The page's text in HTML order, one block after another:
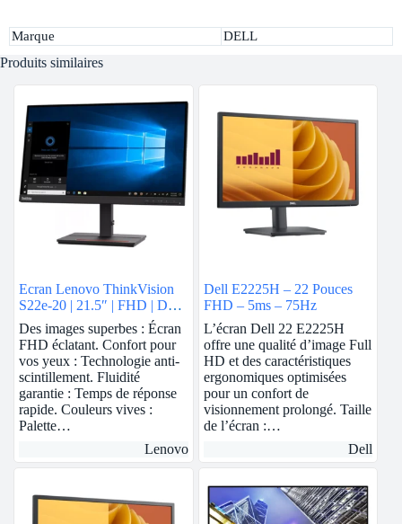
Marque DELL
Produits similaires
Ecran Lenovo ThinkVision
S22e-20 | 21.5″ | FHD | Dalle
VA | 75 Hz
Des images superbes : Écran
FHD éclatant. Confort pour
vos yeux : Technologie anti-
scintillement. Fluidité
garantie : Temps de réponse
rapide. Couleurs vives :
Palette…
Lenovo
Dell E2225H – 22 Pouces
FHD – 5ms – 75Hz
L’écran Dell 22 E2225H
offre une qualité d’image Full
HD et des caractéristiques
ergonomiques optimisées
pour un confort de
visionnement prolongé. Taille
de l’écran :…
Dell